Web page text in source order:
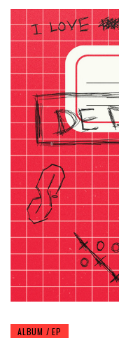
ALBUM / EP